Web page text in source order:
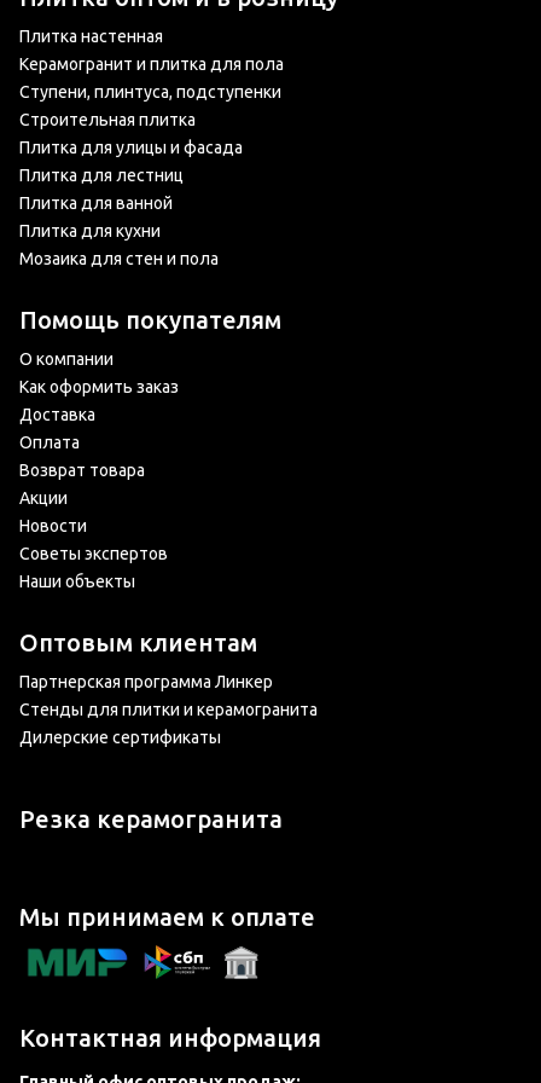
Плитка настенная
Керамогранит и плитка для пола
Ступени, плинтуса, подступенки
Строительная плитка
Плитка для улицы и фасада
Плитка для лестниц
Плитка для ванной
Плитка для кухни
Мозаика для стен и пола
Помощь покупателям
О компании
Как оформить заказ
Доставка
Оплата
Возврат товара
Акции
Новости
Советы экспертов
Наши объекты
Оптовым клиентам
Партнерская программа Линкер
Стенды для плитки и керамогранита
Дилерские сертификаты
Резка керамогранита
Мы принимаем к оплате
Контактная информация